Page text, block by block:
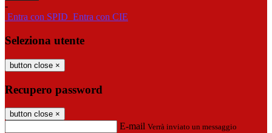
-
Entra con SPID Entra con CIE
Seleziona utente
button close ×
Recupero password
button close ×
E-mail Verrà inviato un messaggio